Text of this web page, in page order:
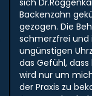
sich
Backenzahn
gezogen. Die
schmerzfrei
ungünstigen
das Gefühl,
wird nur um
der Praxis zu